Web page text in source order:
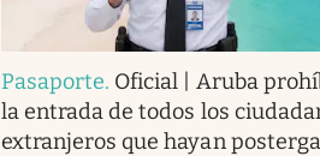
Pasaporte. Oficial | Aruba
la entrada de todos los
extranjeros que hayan